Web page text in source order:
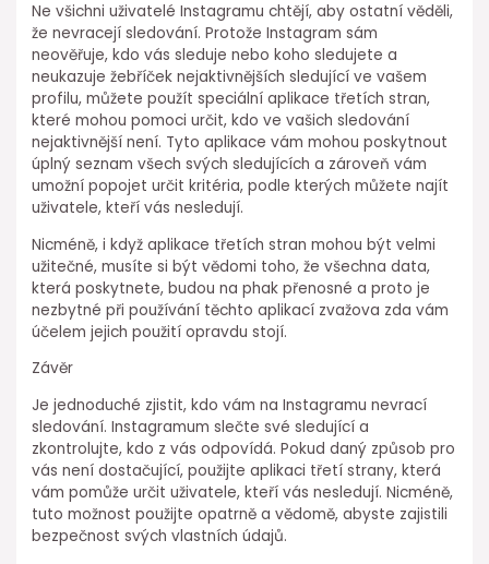
Ne všichni uživatelé Instagramu chtějí, aby ostatní věděli,
že nevracejí sledování. Protože Instagram sám
neověřuje, kdo vás sleduje nebo koho sledujete a
neukazuje žebříček nejaktivnějších sledující ve vašem
profilu, můžete použít speciální aplikace třetích stran,
které mohou pomoci určit, kdo ve vašich sledování
nejaktivnější není. Tyto aplikace vám mohou poskytnout
úplný seznam všech svých sledujících a zároveň vám
umožní popojet určit kritéria, podle kterých můžete najít
uživatele, kteří vás nesledují.
Nicméně, i když aplikace třetích stran mohou být velmi
užitečné, musíte si být vědomi toho, že všechna data,
která poskytnete, budou na phak přenosné a proto je
nezbytné při používání těchto aplikací zvažova zda vám
účelem jejich použití opravdu stojí.
Závěr
Je jednoduché zjistit, kdo vám na Instagramu nevrací
sledování. Instagramum slečte své sledující a
zkontrolujte, kdo z vás odpovídá. Pokud daný způsob pro
vás není dostačující, použijte aplikaci třetí strany, která
vám pomůže určit uživatele, kteří vás nesledují. Nicméně,
tuto možnost použijte opatrně a vědomě, abyste zajistili
bezpečnost svých vlastních údajů.